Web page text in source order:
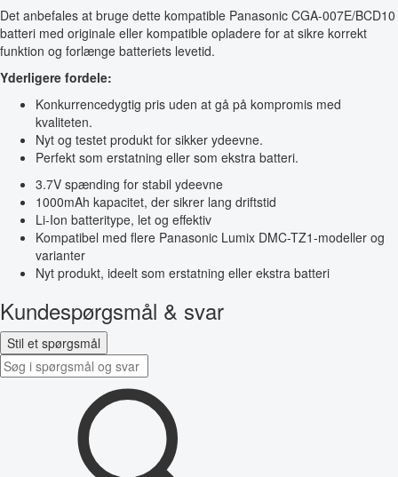
Det anbefales at bruge dette kompatible Panasonic CGA-007E/BCD10
batteri med originale eller kompatible opladere for at sikre korrekt
funktion og forlænge batteriets levetid.
Yderligere fordele:
Konkurrencedygtig pris uden at gå på kompromis med
kvaliteten.
Nyt og testet produkt for sikker ydeevne.
Perfekt som erstatning eller som ekstra batteri.
3.7V spænding for stabil ydeevne
1000mAh kapacitet, der sikrer lang driftstid
Li-Ion batteritype, let og effektiv
Kompatibel med flere Panasonic Lumix DMC-TZ1-modeller og
varianter
Nyt produkt, ideelt som erstatning eller ekstra batteri
Kundespørgsmål & svar
Stil et spørgsmål